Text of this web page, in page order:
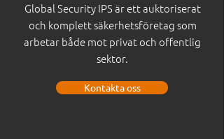
Global Security IPS är ett auktoriserat
och komplett säkerhetsföretag som
arbetar både mot privat och offentlig
sektor.
Kontakta oss